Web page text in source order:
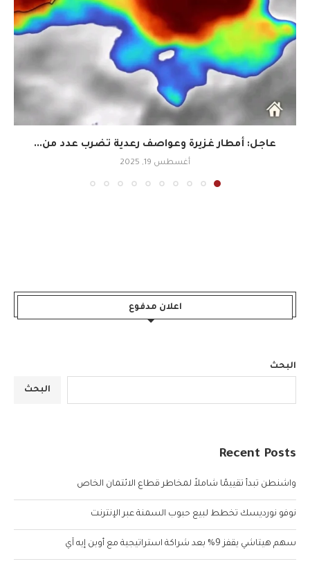
عاجل: أمطار غزيرة وعواصف رعدية تضرب عدد من...
أغسطس 19, 2025
اعلان مدفوع
البحث
البحث
Recent Posts
واشنطن تبدأ تقييمًا شاملاً لمخاطر قطاع الائتمان الخاص
نوفو نورديسك تخطط لبيع حبوب السمنة عبر الإنترنت
سهم هيتاشي يقفز 9% بعد شراكة استراتيجية مع أوبن إيه آي